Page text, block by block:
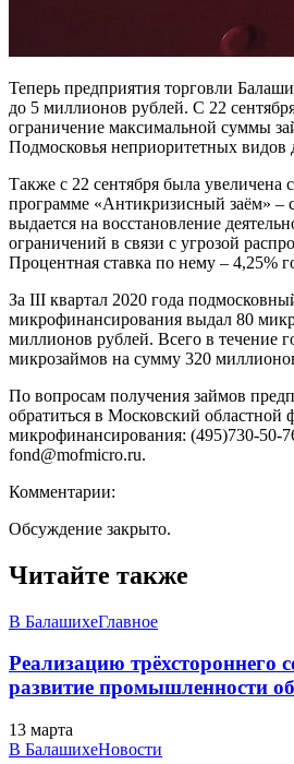
Теперь предприятия торговли
до 5 миллионов рублей. С 22
ограничение максимальной суммы
Подмосковья неприоритетных видов
Также с 22 сентября была увеличена
программе «Антикризисный заём» –
выдается на восстановление
ограничений в связи с угрозой
Процентная ставка по нему – 4,25%
За III квартал 2020 года
микрофинансирования выдал 80
миллионов рублей. Всего в течение
микрозаймов на сумму 320
По вопросам получения займов
обратиться в Московский областной
микрофинансирования: (495)730-50-
fond@mofmicro.ru.
Комментарии:
Обсуждение закрыто.
Читайте также
В БалашихеГлавное
Реализацию трёхстороннего
развитие промышленности
13 марта
В БалашихеНовости